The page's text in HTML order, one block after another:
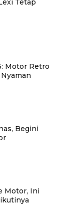
Tetap
Motor Retro
Begini
Motor, Ini